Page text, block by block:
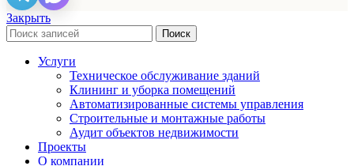
Закрыть
Поиск
Услуги
Техническое обслуживание зданий
Клининг и уборка помещений
Автоматизированные системы управления
Строительные и монтажные работы
Аудит объектов недвижимости
Проекты
О компании